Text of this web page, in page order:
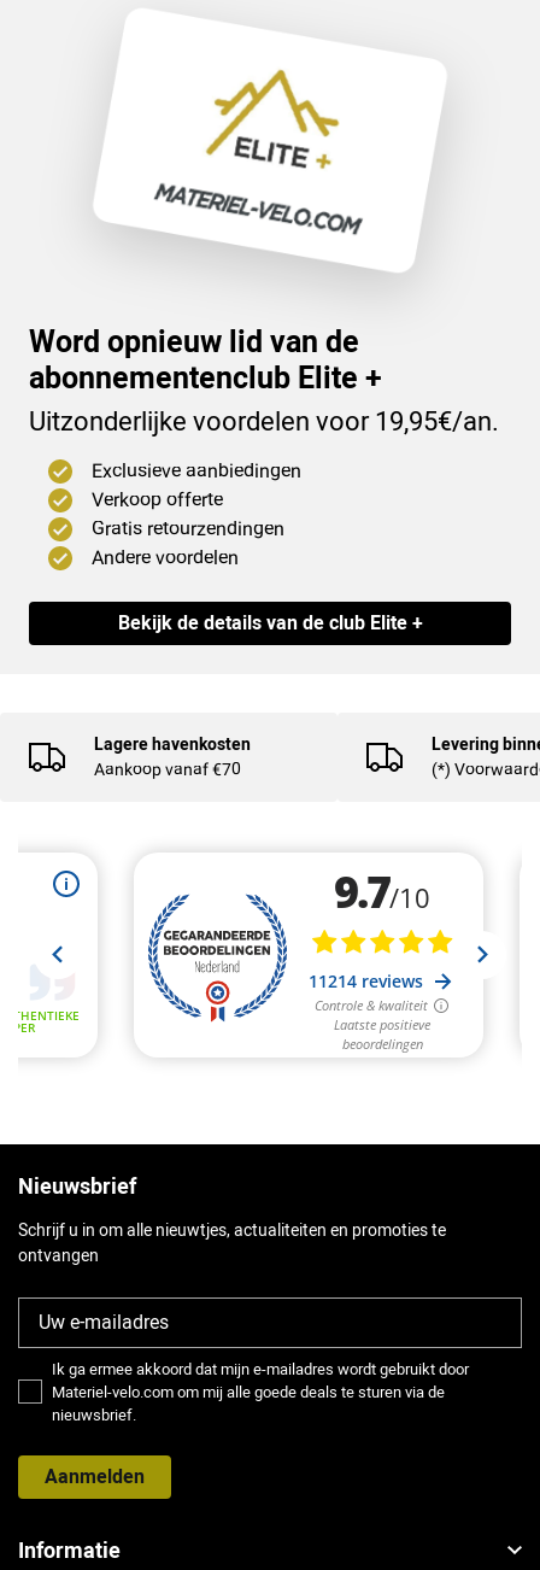
Word opnieuw lid van de
abonnementenclub Elite +
Uitzonderlijke voordelen voor 19,95€/an.
Exclusieve aanbiedingen
Verkoop offerte
Gratis retourzendingen
Andere voordelen
Bekijk de details van de club Elite +
Lagere havenkosten
Aankoop vanaf €70
Levering
(*)
Nieuwsbrief
Schrijf u in om alle nieuwtjes, actualiteiten en promoties te
ontvangen
Ik ga ermee akkoord dat mijn e-mailadres wordt gebruikt door
Materiel-velo.com om mij alle goede deals te sturen via de
nieuwsbrief.
Aanmelden
Informatie